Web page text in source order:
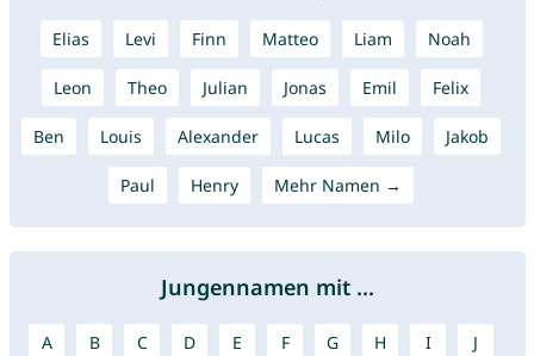
Elias Levi Finn Matteo Liam Noah
Leon Theo Julian Jonas Emil Felix
Ben Louis Alexander Lucas Milo Jakob
Paul Henry Mehr Namen →
Jungennamen mit ...
A B C D E F G H I J